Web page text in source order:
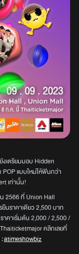
เตรียมมอบ Hidden
POP แบบใหม่ให้ฟินกว่า
เท่านั้น!
2566 ที่ Union Hall
นราคาเดียว 2,500 บาท
คาเริ่มต้น 2,000 / 2,500 /
คลิกเลยที่
:atimeshowbiz